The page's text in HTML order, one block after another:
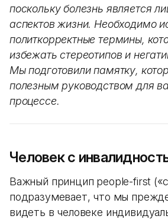
поскольку болезнь является
аспектов жизни. Необходимо
политкорректные термины,
избежать стереотипов и
Мы подготовили памятку,
полезным руководством для
процессе.
Человек с
Важный принцип people-first
подразумевает, что мы
видеть в человеке